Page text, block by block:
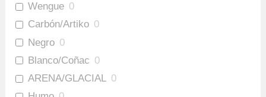
Wengue 0
Carbón/Artiko 0
Negro 0
Blanco/Coñac 0
ARENA/GLACIAL 0